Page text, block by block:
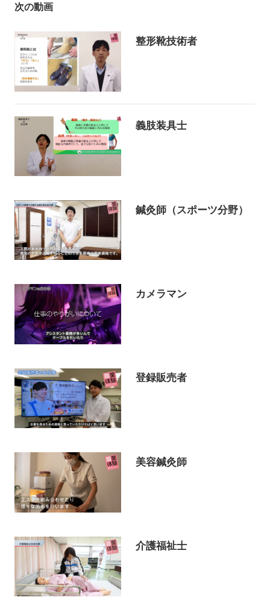
次の動画
整形靴技術者
義肢装具士
鍼灸師（スポーツ分野）
カメラマン
登録販売者
美容鍼灸師
介護福祉士